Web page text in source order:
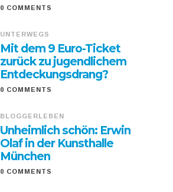
0 COMMENTS
UNTERWEGS
Mit dem 9 Euro-Ticket
zurück zu jugendlichem
Entdeckungsdrang?
0 COMMENTS
BLOGGERLEBEN
Unheimlich schön: Erwin
Olaf in der Kunsthalle
München
0 COMMENTS